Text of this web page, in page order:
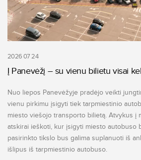
2026 07 24
Į Panevėžį – su vienu bilietu visai
Nuo liepos Panevėžyje pradėjo veikti
vienu pirkimu įsigyti tiek tarpmiestinio
miesto viešojo transporto bilietą. Atvykus į
atskirai ieškoti, kur įsigyti miesto autobuso
pasirinkto tikslo bus galima suplanuoti iš
išlipus iš tarpmiestinio autobuso.